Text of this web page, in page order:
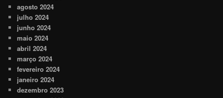
agosto 2024
julho 2024
junho 2024
maio 2024
abril 2024
março 2024
fevereiro 2024
janeiro 2024
dezembro 2023